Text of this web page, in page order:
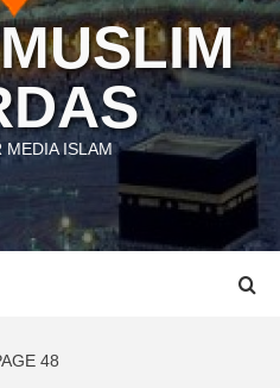
MEDIA ISLAM
48